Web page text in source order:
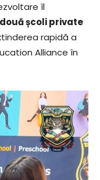
îl
școli private
rapidă a
Alliance în